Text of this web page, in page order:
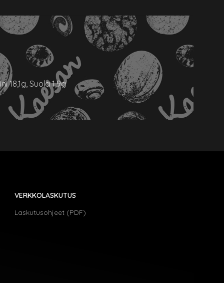
18,1g, Suola 1,9g
VERKKOLASKUTUS
Laskutusohjeet (PDF)